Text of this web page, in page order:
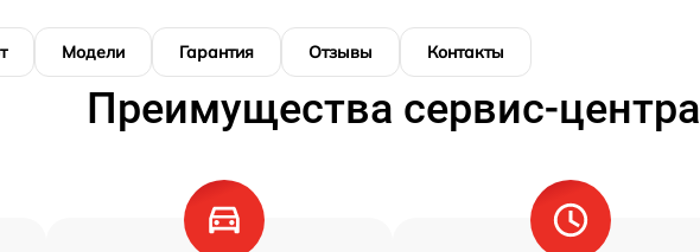
Модели Гарантия Отзывы Контакты
Преимущества сервис-центра